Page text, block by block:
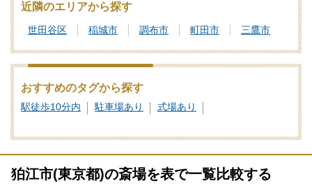
家族葬の基礎知識｜費用や流れ、メリットと注意点について
近隣のエリアから探す
世田谷区 稲城市 調布市 町田市 三鷹市
おすすめのタグから探す
駅徒歩10分内 駐車場あり 式場あり
狛江市(東京都)の斎場を表で一覧比較する